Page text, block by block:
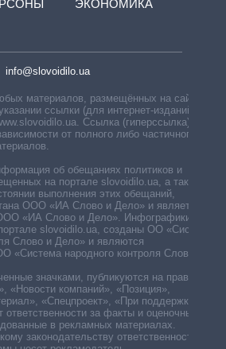
ЭКОНОМИКА
info@slovoidilo.ua
материалов, размещённых на сайте,
ссылки (для интернет-изданий —
Ссылка (гиперссылка)
от полного либо частичного
об обещаниях политиков и
на портале slovoidilo.ua, а также
выполнения этих обещаний,
ООО «ИА Слово и Дело» и является
«ИА Слово и Дело». Инфографики,
slovoidilo.ua, созданы ОО «Система
Слово и Дело» и являются
«Система народного контроля Слово и
значками, публикуются на правах
«Новости компаний», «Позиция»,
«Спецпроект», «При поддержке».
ответственности за факты и оценочные
в рекламных материалах.
законодательству ответственность за